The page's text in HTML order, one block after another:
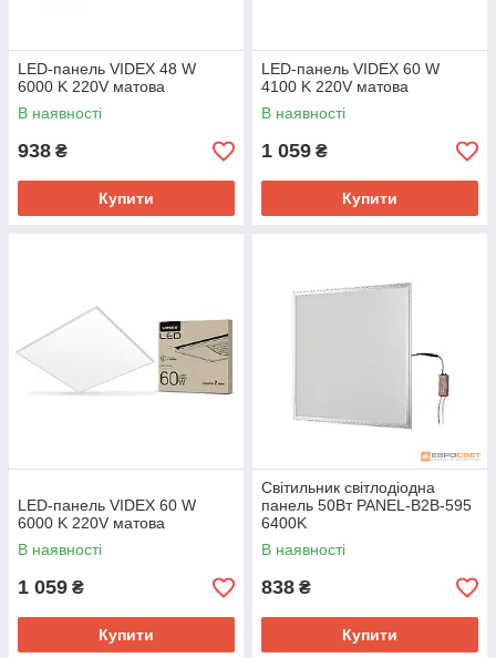
LED-панель VIDEX 48 W
6000 K 220V матова
В наявності
938 ₴
Купити
LED-панель VIDEX 60 W
4100 K 220V матова
В наявності
1 059 ₴
Купити
LED-панель VIDEX 60 W
6000 K 220V матова
В наявності
1 059 ₴
Купити
Світильник світлодіодна
панель 50Вт PANEL-B2B-595
6400K
В наявності
838 ₴
Купити